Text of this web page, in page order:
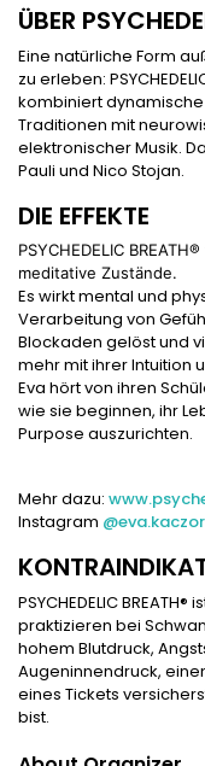
ÜBER
Eine natürliche Form
zu erleben:
kombiniert
Traditionen mit
elektronischer Musik.
Pauli und Nico Stojan.
DIE EFFEKTE
PSYCHEDELIC
meditative Zustände.
Es wirkt mental und
Verarbeitung von
Blockaden gelöst und
mehr mit ihrer Intuition
Eva hört von ihren
wie sie beginnen, ihr
Purpose auszurichten.
Mehr dazu:
Instagram @eva.kaczor
PSYCHEDELIC
praktizieren bei
hohem Blutdruck,
Augeninnendruck,
eines Tickets
bist.